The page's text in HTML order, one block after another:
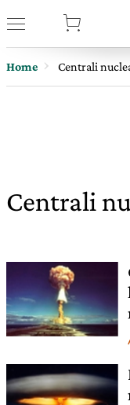
Home Centrali
Centrali